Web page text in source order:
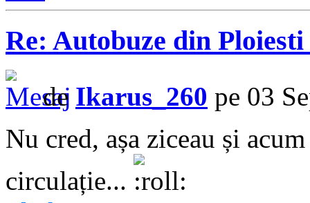
Re: Autobuze din
de Ikarus_260 pe 03
Nu cred, așa ziceau și
circulație...